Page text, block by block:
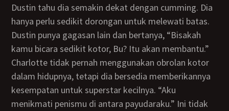
Dustin tahu dia semakin dekat dengan cumming. Dia
hanya perlu sedikit dorongan untuk melewati batas.
Dustin punya gagasan lain dan bertanya, “Bisakah
kamu bicara sedikit kotor, Bu? Itu akan membantu.”
Charlotte tidak pernah menggunakan obrolan kotor
dalam hidupnya, tetapi dia bersedia memberikannya
kesempatan untuk superstar kecilnya. “Aku
menikmati penismu di antara payudaraku.” Ini tidak